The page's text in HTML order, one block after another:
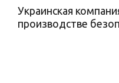
Украинская
производстве